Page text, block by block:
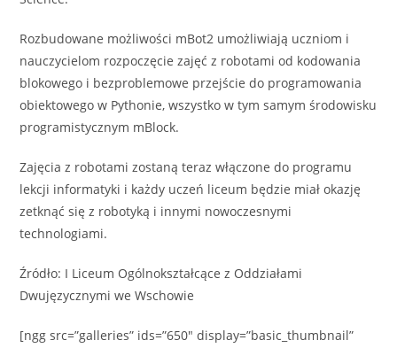
Rozbudowane możliwości mBot2 umożliwiają uczniom i
nauczycielom rozpoczęcie zajęć z robotami od kodowania
blokowego i bezproblemowe przejście do programowania
obiektowego w Pythonie, wszystko w tym samym środowisku
programistycznym mBlock.
Zajęcia z robotami zostaną teraz włączone do programu
lekcji informatyki i każdy uczeń liceum będzie miał okazję
zetknąć się z robotyką i innymi nowoczesnymi
technologiami.
Źródło: I Liceum Ogólnokształcące z Oddziałami
Dwujęzycznymi we Wschowie
[ngg src=”galleries” ids=”650″ display=”basic_thumbnail”